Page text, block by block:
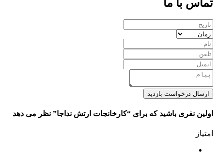
تماس با ما
ارسال درخواست بازدید
اولین نفری باشید که برای “کارخانجات ارتش نداجا” نظر می دهد
امتیاز